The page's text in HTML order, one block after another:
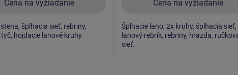
Cena na vyžiadanie
šplhacia sieť, rebriny,
hojdacie lanové kruhy.
Cena na vyžiadanie
Šplhacie lano, 2x kruhy, šplhacia sieť,
lanový rebrík, rebriny, hrazda,
sieť.